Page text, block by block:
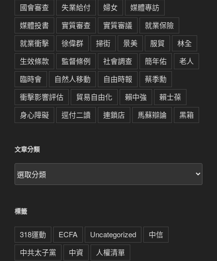
國會審查
失業給付 婦女
媒體專訪
媒體投書
實質審查 實質審議
就業保險
就業衝擊
徐偉群 掃街 景美 服貿
林全
生效條款
監督條例 社會調查 簡年佑
老人
臨時會
自然人移動 自由時報
蔡季勳
衝擊影響評估
貿易自由化 賴中強
賴士葆
身心障礙
逕付二讀 連鎖店 馬蘇辯論 黑箱
文章分類
文
章
標籤
318運動 ECFA Uncategorized
中信
中共太子黨
中資
人權清單